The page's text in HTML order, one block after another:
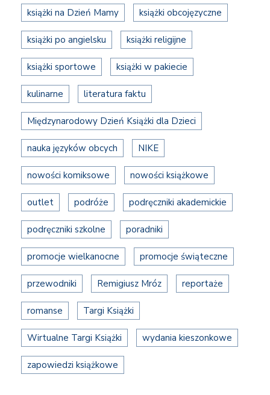
książki na Dzień Mamy książki obcojęzyczne
książki po angielsku książki religijne
książki sportowe książki w pakiecie
kulinarne literatura faktu
Międzynarodowy Dzień Książki dla Dzieci
nauka języków obcych NIKE
nowości komiksowe nowości książkowe
outlet podróże podręczniki akademickie
podręczniki szkolne poradniki
promocje wielkanocne promocje świąteczne
przewodniki Remigiusz Mróz reportaże
romanse Targi Książki
Wirtualne Targi Książki wydania kieszonkowe
zapowiedzi książkowe